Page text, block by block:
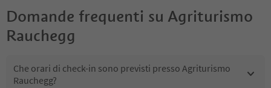
Domande frequenti su Agriturismo
Rauchegg
Che orari di check-in sono previsti presso Agriturismo
Rauchegg?